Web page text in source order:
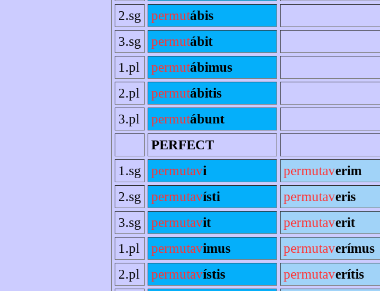
2.sg
permutábis
3.sg
permutábit
1.pl
permutábimus
2.pl
permutábitis
3.pl
permutábunt
PERFECT
1.sg
permutavi permutaverim
2.sg
permutavísti permutaveris
3.sg
permutavit permutaverit
1.pl
permutavimus permutaverímus
2.pl
permutavístis permutaverítis